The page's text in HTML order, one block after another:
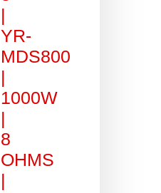
|
YR-
MDS800
|
1000W
|
8
OHMS
|